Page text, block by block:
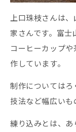
上口珠枝さんは
家さんです。富士
コーヒーカップ
作しています。
制作については
技法など幅広いも
練り込みとは、